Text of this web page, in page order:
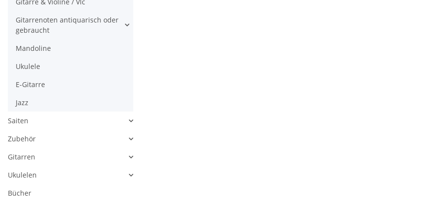
Gitarrenoten antiquarisch oder
gebraucht
Mandoline
Ukulele
E-Gitarre
Jazz
Saiten
Zubehör
Gitarren
Ukulelen
Bücher